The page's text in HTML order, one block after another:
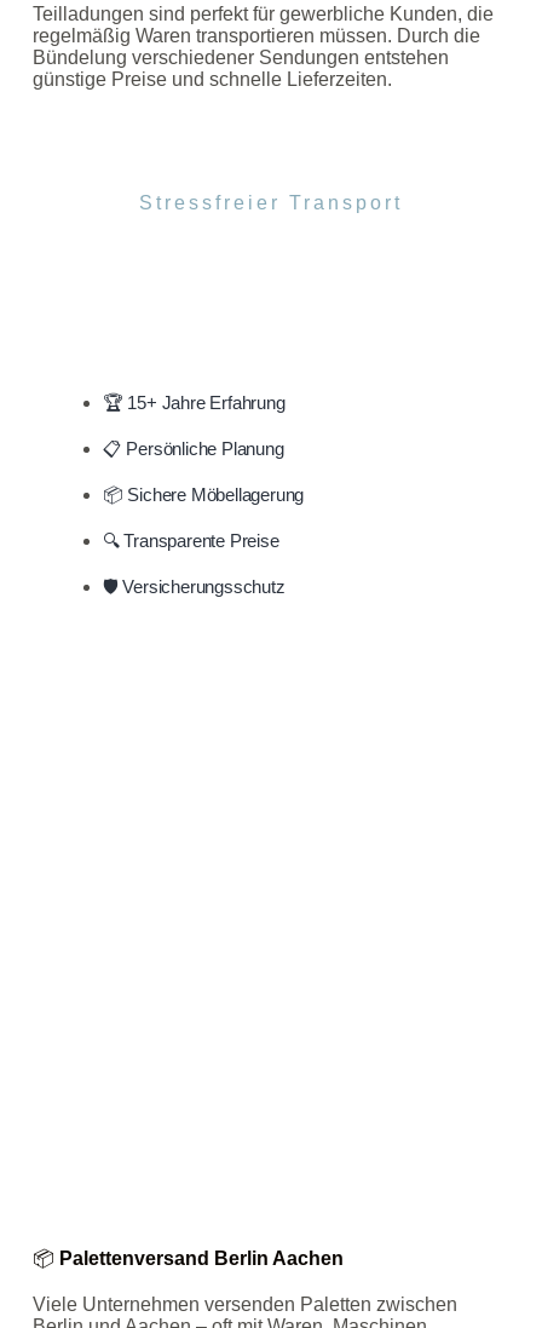
Teilladungen sind perfekt für gewerbliche Kunden, die
regelmäßig Waren transportieren müssen. Durch die
Bündelung verschiedener Sendungen entstehen
günstige Preise und schnelle Lieferzeiten.
Stressfreier Transport
🏆 15+ Jahre Erfahrung
📋 Persönliche Planung
📦 Sichere Möbellagerung
🔍 Transparente Preise
🛡️ Versicherungsschutz
📦 Palettenversand Berlin Aachen
Viele Unternehmen versenden Paletten zwischen